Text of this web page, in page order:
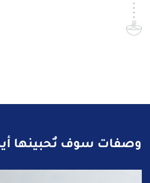
وصفات سوف تُحبينها